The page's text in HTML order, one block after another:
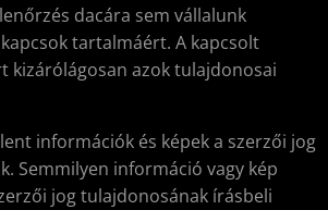
dacára sem vállalunk
tartalmáért. A kapcsolt
kizárólágosan azok tulajdonosai
információk és képek a szerzői jog
Semmilyen információ vagy kép
jog tulajdonosának írásbeli